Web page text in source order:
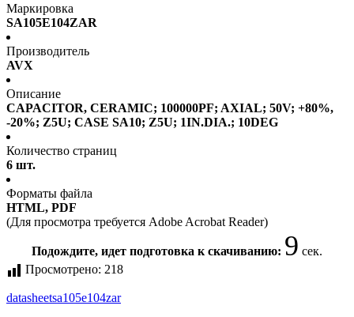
Маркировка
SA105E104ZAR
Производитель
AVX
Описание
CAPACITOR, CERAMIC; 100000PF; AXIAL; 50V; +80%,
-20%; Z5U; CASE SA10; Z5U; 1IN.DIA.; 10DEG
Количество страниц
6 шт.
Форматы файла
HTML, PDF
(Для просмотра требуется Adobe Acrobat Reader)
Подождите, идет подготовка к скачиванию: 9 сек.
Просмотрено: 218
datasheetsa105e104zar